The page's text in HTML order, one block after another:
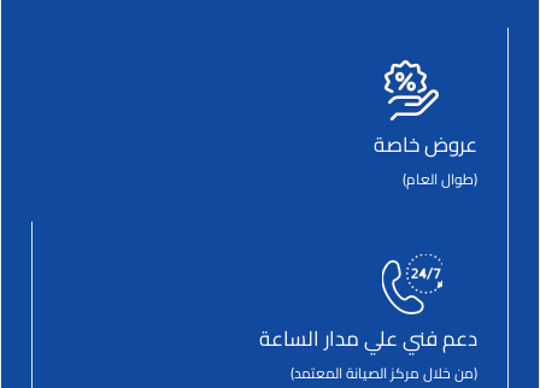
عروض خاصة
(طوال العام)
دعم فني علي مدار الساعة
(من خلال مركز الصيانة المعتمد)